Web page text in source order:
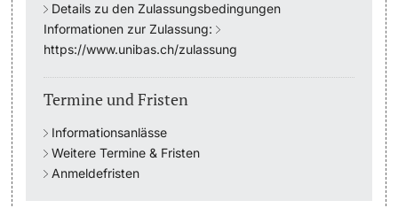
Berufseinstieg & Laufbahnberatung
Soziales & Gesundheit
Militär- & Zivildienst
Inklusive Universität
Details zu den Zulassungsbedingungen
Informationen zur Zulassung:
https://www.unibas.ch/zulassung
Termine und Fristen
Informationsanlässe
Weitere Termine & Fristen
Anmeldefristen